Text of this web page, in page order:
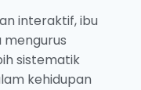
interaktif, ibu
sistematik
kehidupan